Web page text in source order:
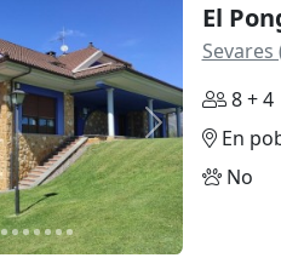
Siguiente
El
Sevares
8 + 4
En
No